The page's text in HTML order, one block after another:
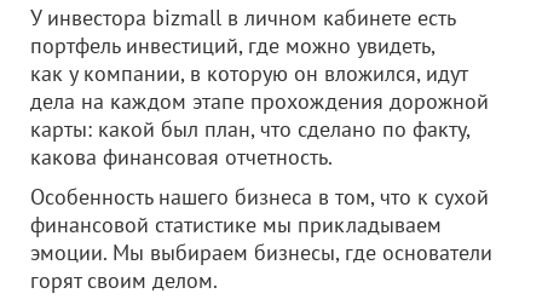
У инвестора bizmall в личном кабинете есть
портфель инвестиций, где можно увидеть,
как у компании, в которую он вложился, идут
дела на каждом этапе прохождения дорожной
карты: какой был план, что сделано по факту,
какова финансовая отчетность.
Особенность нашего бизнеса в том, что к сухой
финансовой статистике мы прикладываем
эмоции. Мы выбираем бизнесы, где основатели
горят своим делом.